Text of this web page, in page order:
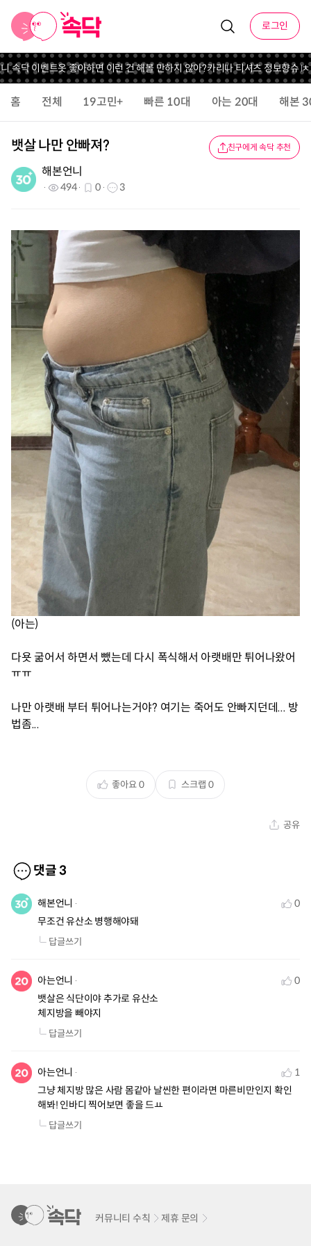
로그인
속닥 이벤트옷 좋아하면 이런 건 해볼 만하지 않아?카리나 티셔츠 정보향슈 ㅊ
홈 전체 19고민+ 빠른 10대 아는 20대 해본
뱃살 나만 안빠져? 친구에게 속닥 추천
해본언니
494 0 3
(아는)
다욧 굶어서 하면서 뺐는데 다시 폭식해서 아랫배만 튀어나왔어
ㅠㅠ
나만 아랫배 부터 튀어나는거야? 여기는 죽어도 안빠지던데... 방
법좀...
좋아요0 스크랩 0
공유
댓글3
해본언니
0
무조건 유산소 병행해야돼
답글쓰기
아는언니
0
뱃살은 식단이야 추가로 유산소
체지방을 빼야지
답글쓰기
아는언니
1
그냥 체지방 많은 사람 몸같아 날씬한 편이라면 마른비만인지 확인
해봐! 인바디 찍어보면 좋을 드ㅛ
답글쓰기
커뮤니티 수칙 제휴 문의